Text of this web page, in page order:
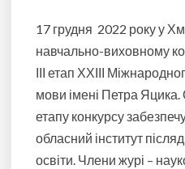
17 грудня 2022 року у
навчально-виховному
ІІІ етап ХХІІІ
мови імені Петра Яцика.
етапу конкурсу
обласний інститут
освіти. Члени журі –